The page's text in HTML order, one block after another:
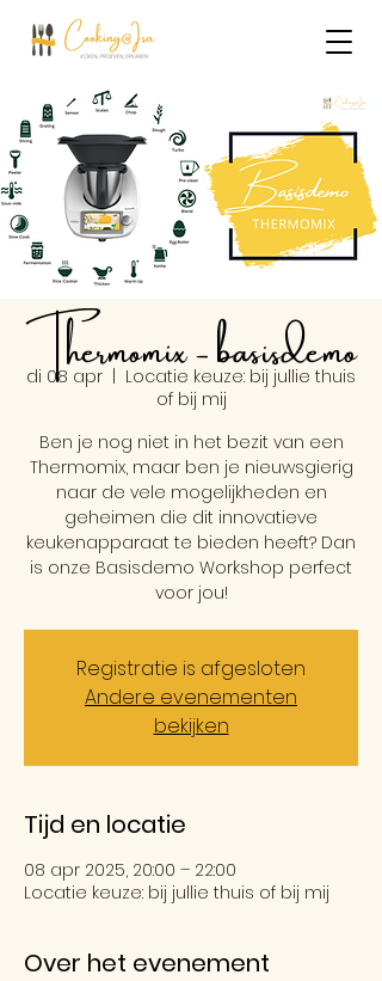
Thermomix - basisdemo
di 08 apr
Locatie keuze: bij jullie thuis
of bij mij
Ben je nog niet in het bezit van een
Thermomix, maar ben je nieuwsgierig
naar de vele mogelijkheden en
geheimen die dit innovatieve
keukenapparaat te bieden heeft? Dan
is onze Basisdemo Workshop perfect
voor jou!
Registratie is afgesloten
Andere evenementen
bekijken
Tijd en locatie
08 apr 2025, 20:00 – 22:00
Locatie keuze: bij jullie thuis of bij mij
Over het evenement